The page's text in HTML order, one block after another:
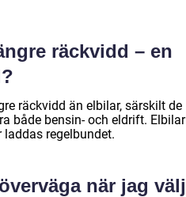
räckvidd – en
räckvidd än elbilar, särskilt de
både bensin- och eldrift.
regelbundet.
när jag